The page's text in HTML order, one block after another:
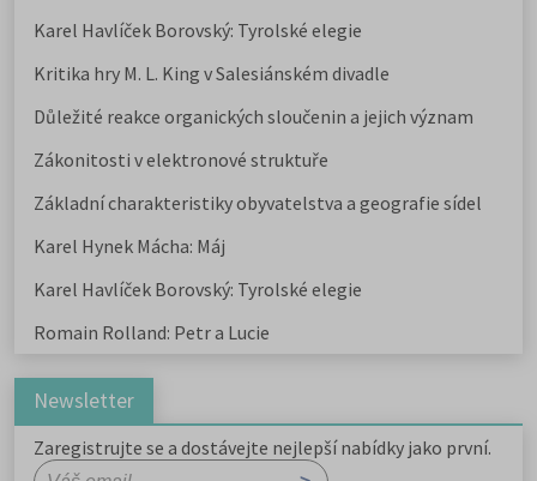
Karel Havlíček Borovský: Tyrolské elegie
Kritika hry M. L. King v Salesiánském divadle
Důležité reakce organických sloučenin a jejich význam
Zákonitosti v elektronové struktuře
Základní charakteristiky obyvatelstva a geografie sídel
Karel Hynek Mácha: Máj
Karel Havlíček Borovský: Tyrolské elegie
Romain Rolland: Petr a Lucie
Newsletter
Zaregistrujte se a dostávejte nejlepší nabídky jako první.